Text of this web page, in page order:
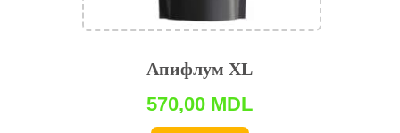
Апифлум XL
570,00 MDL